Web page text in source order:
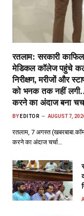
रतलाम: सरकारी
मेडिकल कॉलेज पहुंचे
निरीक्षण, मरीजों और
को भनक तक नहीं
करने का अंदाज बना
BY EDITOR AUGUST 7,
रतलाम, 7 अगस्त
करने का अंदाज चर्चा…